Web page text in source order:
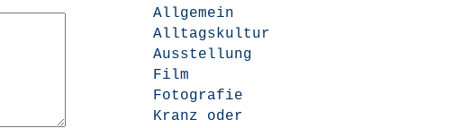
Allgemein
Alltagskultur
Ausstellung
Film
Fotografie
Kranz oder